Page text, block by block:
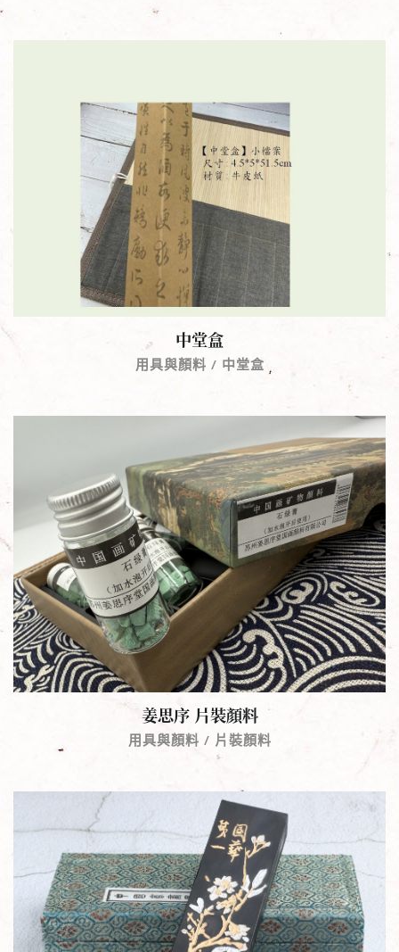
中堂盒
用具與顏料 / 中堂盒
姜思序 片裝顏料
用具與顏料 / 片裝顏料